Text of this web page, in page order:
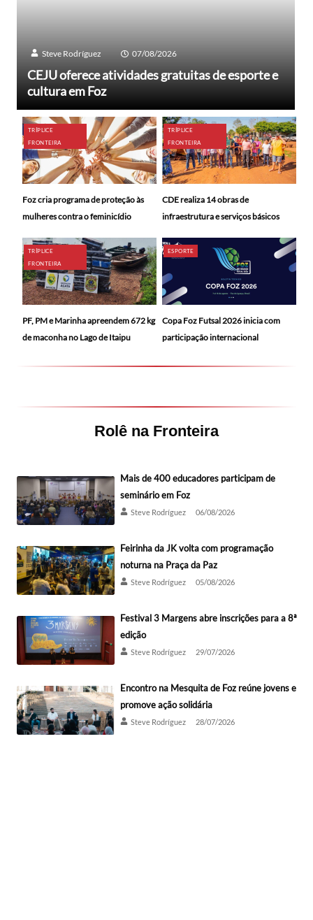
Steve Rodríguez 07/08/2026
CEJU oferece atividades gratuitas de esporte e
cultura em Foz
TRÍPLICE
FRONTEIRA
Foz cria programa de proteção às
mulheres contra o feminicídio
TRÍPLICE
FRONTEIRA
CDE realiza 14 obras de
infraestrutura e serviços básicos
TRÍPLICE
FRONTEIRA
PF, PM e Marinha apreendem 672 kg
de maconha no Lago de Itaipu
ESPORTE
Copa Foz Futsal 2026 inicia com
participação internacional
Rolê na Fronteira
Mais de 400 educadores participam de
seminário em Foz
Steve Rodríguez 06/08/2026
Feirinha da JK volta com programação
noturna na Praça da Paz
Steve Rodríguez 05/08/2026
Festival 3 Margens abre inscrições para a 8ª
edição
Steve Rodríguez 29/07/2026
Encontro na Mesquita de Foz reúne jovens e
promove ação solidária
Steve Rodríguez 28/07/2026